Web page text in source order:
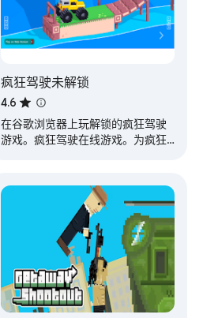
疯狂驾驶未解锁
4.6
在谷歌浏览器上玩解锁的疯狂驾驶
游戏。疯狂驾驶在线游戏。为疯狂